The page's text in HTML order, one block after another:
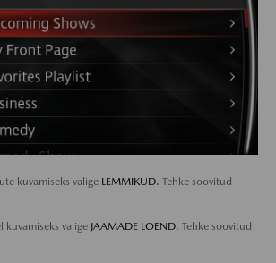
kuvamiseks valige LEMMIKUD. Tehke soovitud
kuvamiseks valige JAAMADE LOEND. Tehke soovitud